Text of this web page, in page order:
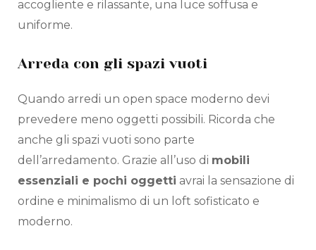
accogliente e rilassante, una luce soffusa e
uniforme.
Arreda con gli spazi vuoti
Quando arredi un open space moderno devi
prevedere meno oggetti possibili. Ricorda che
anche gli spazi vuoti sono parte
dell’arredamento. Grazie all’uso di mobili
essenziali e pochi oggetti avrai la sensazione di
ordine e minimalismo di un loft sofisticato e
moderno.